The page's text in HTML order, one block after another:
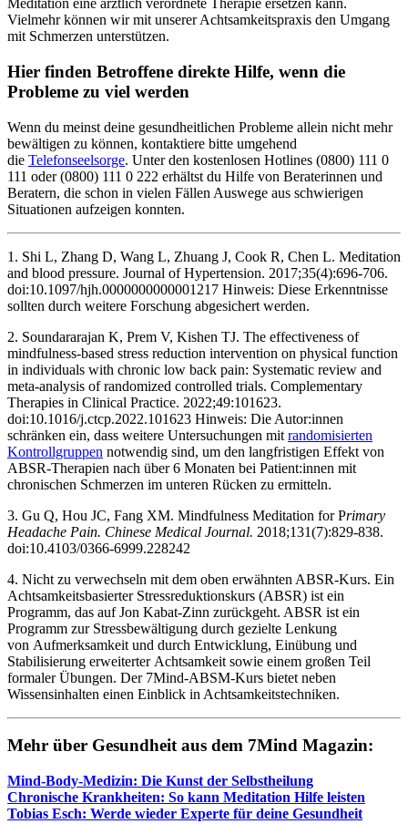
Meditation eine ärztlich verordnete Therapie ersetzen kann.
Vielmehr können wir mit unserer Achtsamkeitspraxis den Umgang
mit Schmerzen unterstützen.
Hier finden Betroffene direkte Hilfe, wenn die
Probleme zu viel werden
Wenn du meinst deine gesundheitlichen Probleme allein nicht mehr
bewältigen zu können, kontaktiere bitte umgehend
die Telefonseelsorge. Unter den kostenlosen Hotlines (0800) 111 0
111 oder (0800) 111 0 222 erhältst du Hilfe von Beraterinnen und
Beratern, die schon in vielen Fällen Auswege aus schwierigen
Situationen aufzeigen konnten.
1. Shi L, Zhang D, Wang L, Zhuang J, Cook R, Chen L. Meditation
and blood pressure. Journal of Hypertension. 2017;35(4):696-706.
doi:10.1097/hjh.0000000000001217 Hinweis: Diese Erkenntnisse
sollten durch weitere Forschung abgesichert werden.
2. Soundararajan K, Prem V, Kishen TJ. The effectiveness of
mindfulness-based stress reduction intervention on physical function
in individuals with chronic low back pain: Systematic review and
meta-analysis of randomized controlled trials. Complementary
Therapies in Clinical Practice. 2022;49:101623.
doi:10.1016/j.ctcp.2022.101623 ‌Hinweis: Die Autor:innen
schränken ein, dass weitere Untersuchungen mit randomisierten
Kontrollgruppen notwendig sind, um den langfristigen Effekt von
ABSR-Therapien nach über 6 Monaten bei Patient:innen mit
chronischen Schmerzen im unteren Rücken zu ermitteln.
3. Gu Q, Hou JC, Fang XM. Mindfulness Meditation for Primary
Headache Pain. Chinese Medical Journal. 2018;131(7):829-838.
doi:10.4103/0366-6999.228242
4. Nicht zu verwechseln mit dem oben erwähnten ABSR-Kurs. Ein
Achtsamkeitsbasierter Stressreduktionskurs (ABSR) ist ein
Programm, das auf Jon Kabat-Zinn zurückgeht. ABSR ist ein
Programm zur Stressbewältigung durch gezielte Lenkung
von Aufmerksamkeit und durch Entwicklung, Einübung und
Stabilisierung erweiterter Achtsamkeit sowie einem großen Teil
formaler Übungen. Der 7Mind-ABSM-Kurs bietet neben
Wissensinhalten einen Einblick in Achtsamkeitstechniken.
Mehr über Gesund­heit aus dem 7Mind Maga­zin:
Mind-Body-Medi­zin: Die Kunst der Selbst­hei­lung
Chro­ni­sche Krank­hei­ten: So kann Medi­ta­tion Hilfe leis­ten
Tobias Esch: Werde wieder Experte für deine Gesund­heit